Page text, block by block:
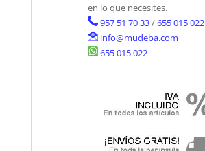
en lo que necesites.
957 51 70 33/655 015 022
info@mudeba.com
655 015 022